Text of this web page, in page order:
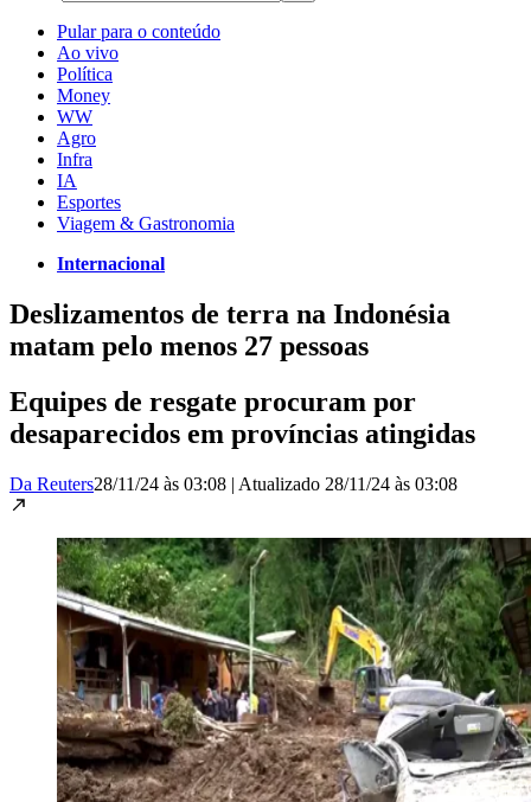
Pular para o conteúdo
Ao vivo
Política
Money
WW
Agro
Infra
IA
Esportes
Viagem & Gastronomia
Internacional
Deslizamentos de terra na Indonésia
matam pelo menos 27 pessoas
Equipes de resgate procuram por
desaparecidos em províncias atingidas
Da Reuters28/11/24 às 03:08 | Atualizado 28/11/24 às 03:08